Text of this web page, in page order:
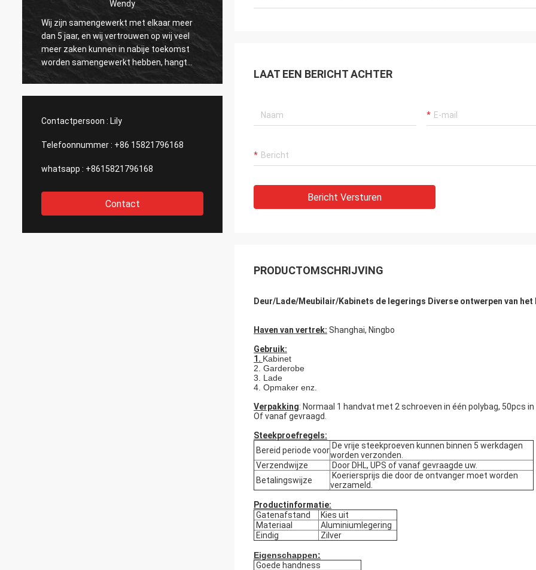
Wendy
Wij zijn samengewerkt met elkaar meer
dan 5 jaar, en wij vertrouwen op wij veel
meer zaken kunnen in nabije toekomst
worden samengewerkt hebben, hangt
allen van de grote en efficiënte dienst van
mercancías DE buena calidad. Van
español poder
Contactpersoon : Lily
Telefoonnummer : +86 15821796168
whatsapp : +8615821796168
Contact
LAAT EEN BERICHT ACHTER
Bericht Versturen
PRODUCTOMSCHRIJVING
Deur/Lade/Meubilair/Kabinets de legerings Diverse ontwerpen van het
Haven van vertrek: Shanghai, Ningbo
Gebruik:
1. Kabinet
2. Garderobe
3. Lade
4. Opmaker enz.
Verpakking: Normaal 1 handvat met 2 schroeven in één polybag, 50pcs
Of vanaf gevraagd.
Steekproefregels:
Bereid periode voor De vrije steekproeven kunnen binnen 5 werkdagen
worden verzonden.
Verzendwijze
Door DHL, UPS of vanaf gevraagde uw.
Betalingswijze
Koeriersprijs die door de ontvanger moet worden
verzameld.
Productinformatie:
Gatenafstand
Kies uit
Materiaal
Aluminiumlegering
Eindig
Zilver
Eigenschappen:
Goede handness